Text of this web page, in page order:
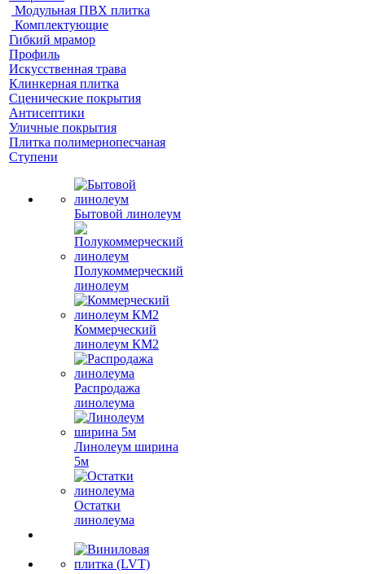
Модульная ПВХ плитка
Комплектующие
Гибкий мрамор
Профиль
Искусственная трава
Клинкерная плитка
Сценические покрытия
Антисептики
Уличные покрытия
Плитка полимернопесчаная
Ступени
Бытовой линолеум
Полукоммерческий
линолеум
Коммерческий
линолеум КМ2
Распродажа
линолеума
Линолеум ширина
5м
Остатки
линолеума